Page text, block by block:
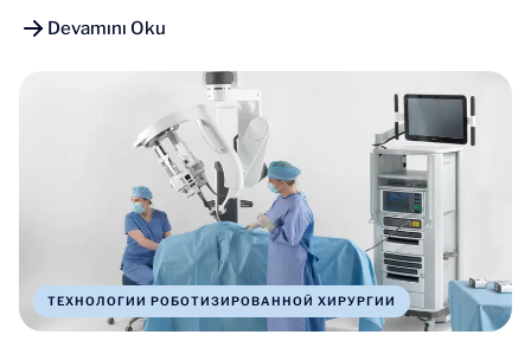
Devamını Oku
ТЕХНОЛОГИИ РОБОТИЗИРОВАННОЙ ХИРУРГИИ